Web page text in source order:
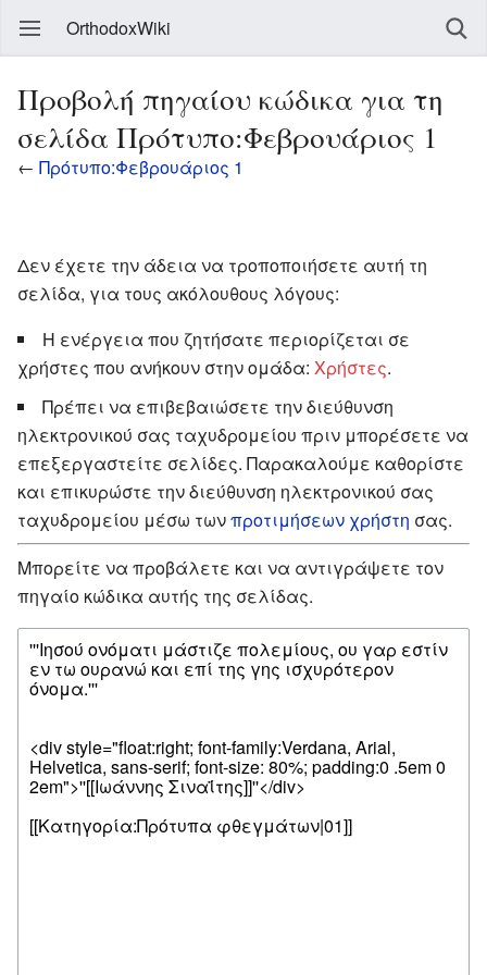
OrthodoxWiki
Προβολή πηγαίου κώδικα για τη
σελίδα Πρότυπο:Φεβρουάριος 1
← Πρότυπο:Φεβρουάριος 1
Δεν έχετε την άδεια να τροποποιήσετε αυτή τη
σελίδα, για τους ακόλουθους λόγους:
Η ενέργεια που ζητήσατε περιορίζεται σε
χρήστες που ανήκουν στην ομάδα: Χρήστες.
Πρέπει να επιβεβαιώσετε την διεύθυνση
ηλεκτρονικού σας ταχυδρομείου πριν μπορέσετε να
επεξεργαστείτε σελίδες. Παρακαλούμε καθορίστε
και επικυρώστε την διεύθυνση ηλεκτρονικού σας
ταχυδρομείου μέσω τωνπροτιμήσεων χρήστη σας.
Μπορείτε να προβάλετε και να αντιγράψετε τον
πηγαίο κώδικα αυτής της σελίδας.